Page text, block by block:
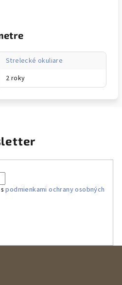
Strelecké okuliare
2 roky
spodmienkami ochrany osobných